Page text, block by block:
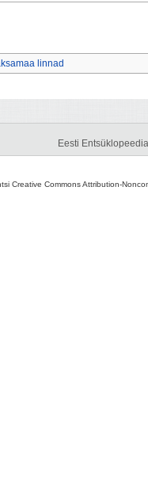
linnad
Eesti
Creative Commons Attribution-